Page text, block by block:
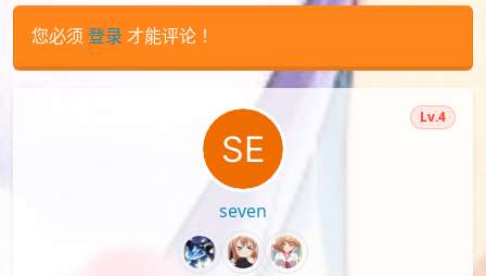
您必须 登录 才能评论！
seven
Lv.4